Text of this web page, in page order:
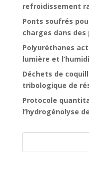
refroidissement
Ponts soufrés
charges dans
Polyuréthanes
lumière et
Déchets de
tribologique de
Protocole
l’hydrogénolyse